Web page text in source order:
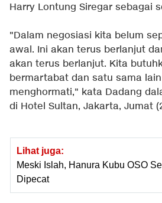
Harry Lontung Siregar sebagai
"Dalam negosiasi kita belum
awal. Ini akan terus berlanjut
akan terus berlanjut. Kita
bermartabat dan satu sama
menghormati," kata Dadang
di Hotel Sultan, Jakarta, Jumat
Lihat juga:
Meski Islah, Hanura Kubu OSO
Dipecat